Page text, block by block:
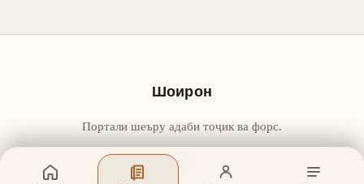
Шоирон
Портали шеъру адаби тоҷик ва форс.